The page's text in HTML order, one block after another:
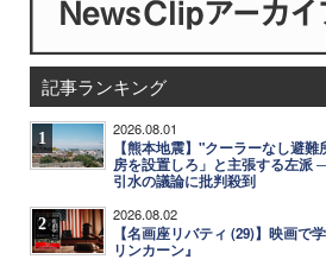
記事ランキング
1 2026.08.01
【熊本地震】"クーラーなし避
房を設置しろ」と主張する左派
引水の議論に批判殺到
2 2026.08.02
【名画座リバティ (29)】映画
リンカーン』